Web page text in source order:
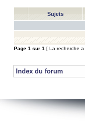
Sujets
Page 1 sur 1 [ La recherche
Index du forum